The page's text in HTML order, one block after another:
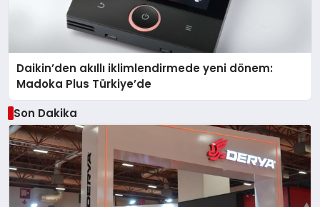
Daikin’den akıllı iklimlendirmede yeni dönem:
Madoka Plus Türkiye’de
Son Dakika